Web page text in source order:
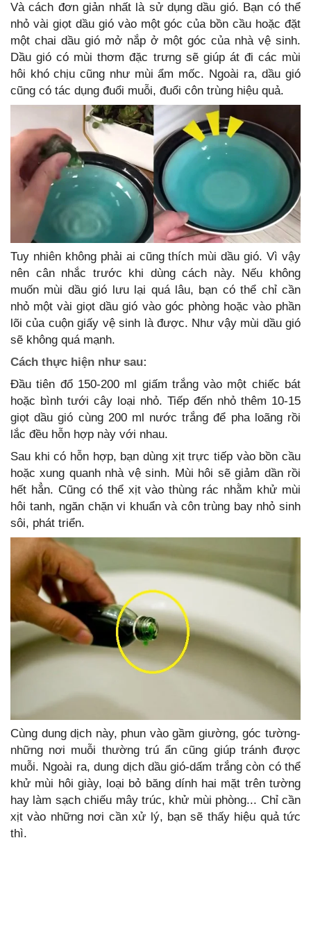
Và cách đơn giản nhất là sử dụng dầu gió. Bạn có thể
nhỏ vài giọt dầu gió vào một góc của bồn cầu hoặc đặt
một chai dầu gió mở nắp ở một góc của nhà vệ sinh.
Dầu gió có mùi thơm đặc trưng sẽ giúp át đi các mùi
hôi khó chịu cũng như mùi ẩm mốc. Ngoài ra, dầu gió
cũng có tác dụng đuổi muỗi, đuổi côn trùng hiệu quả.
Tuy nhiên không phải ai cũng thích mùi dầu gió. Vì vậy
nên cân nhắc trước khi dùng cách này. Nếu không
muốn mùi dầu gió lưu lại quá lâu, bạn có thể chỉ cần
nhỏ một vài giọt dầu gió vào góc phòng hoặc vào phần
lõi của cuộn giấy vệ sinh là được. Như vậy mùi dầu gió
sẽ không quá mạnh.
Cách thực hiện như sau:
Đầu tiên đổ 150-200 ml giấm trắng vào một chiếc bát
hoặc bình tưới cây loại nhỏ. Tiếp đến nhỏ thêm 10-15
giọt dầu gió cùng 200 ml nước trắng để pha loãng rồi
lắc đều hỗn hợp này với nhau.
Sau khi có hỗn hợp, bạn dùng xịt trực tiếp vào bồn cầu
hoặc xung quanh nhà vệ sinh. Mùi hôi sẽ giảm dần rồi
hết hẳn. Cũng có thể xịt vào thùng rác nhằm khử mùi
hôi tanh, ngăn chặn vi khuẩn và côn trùng bay nhỏ sinh
sôi, phát triển.
Cùng dung dịch này, phun vào gầm giường, góc tường-
những nơi muỗi thường trú ẩn cũng giúp tránh được
muỗi. Ngoài ra, dung dịch dầu gió-dấm trắng còn có thể
khử mùi hôi giày, loại bỏ băng dính hai mặt trên tường
hay làm sạch chiếu mây trúc, khử mùi phòng... Chỉ cần
xịt vào những nơi cần xử lý, bạn sẽ thấy hiệu quả tức
thì.